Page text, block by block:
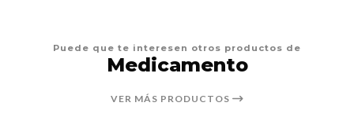
Puede que te interesen otros productos de
Medicamento
VER MÁS PRODUCTOS